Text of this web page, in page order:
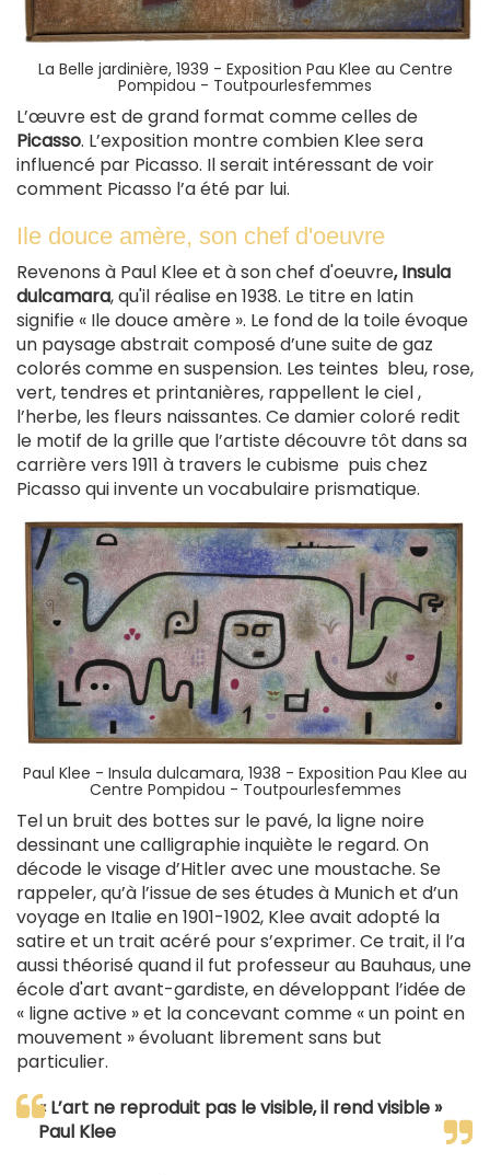
La Belle jardinière, 1939 - Exposition Pau Klee au Centre
Pompidou - Toutpourlesfemmes
L’œuvre est de grand format comme celles de
Picasso. L’exposition montre combien Klee sera
influencé par Picasso. Il serait intéressant de voir
comment Picasso l’a été par lui.
Ile douce amère, son chef d'oeuvre
Revenons à Paul Klee et à son chef d'oeuvre, Insula
dulcamara, qu'il réalise en 1938. Le titre en latin
signifie « Ile douce amère ». Le fond de la toile évoque
un paysage abstrait composé d’une suite de gaz
colorés comme en suspension. Les teintes bleu, rose,
vert, tendres et printanières, rappellent le ciel ,
l’herbe, les fleurs naissantes. Ce damier coloré redit
le motif de la grille que l’artiste découvre tôt dans sa
carrière vers 1911 à travers le cubisme puis chez
Picasso qui invente un vocabulaire prismatique.
Paul Klee - Insula dulcamara, 1938 - Exposition Pau Klee au
Centre Pompidou - Toutpourlesfemmes
Tel un bruit des bottes sur le pavé, la ligne noire
dessinant une calligraphie inquiète le regard. On
décode le visage d’Hitler avec une moustache. Se
rappeler, qu’à l’issue de ses études à Munich et d’un
voyage en Italie en 1901-1902, Klee avait adopté la
satire et un trait acéré pour s’exprimer. Ce trait, il l’a
aussi théorisé quand il fut professeur au Bauhaus, une
école d'art avant-gardiste, en développant l’idée de
« ligne active » et la concevant comme « un point en
mouvement » évoluant librement sans but
particulier.
« L’art ne reproduit pas le visible, il rend visible »
Paul Klee